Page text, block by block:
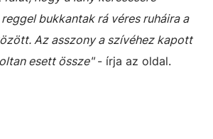
bukkantak rá véres ruháira a
Az asszony a szívéhez kapott
esett össze"- írja az oldal.